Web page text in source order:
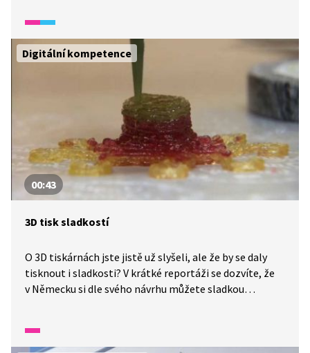
zaměřenou právě na hodnocení a recenzování
uměleckých děl. Prozatím tento nápad sklízí pozitivní
hodnocení, a tak AICCA čeká světové turné, na kterém
si projde takříkajíc zkouškou ohněm.
Digitální kompetence
00:43
3D tisk sladkostí
O 3D tiskárnách jste jistě už slyšeli, ale že by se daly
tisknout i sladkosti? V krátké reportáži se dozvíte, že
v Německu si dle svého návrhu můžete sladkou